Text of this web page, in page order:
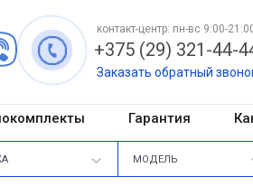
контакт-центр: пн-вс 9:00-
+375 (29) 321-44-
Заказать обратный
Гарантия
МОДЕЛЬ